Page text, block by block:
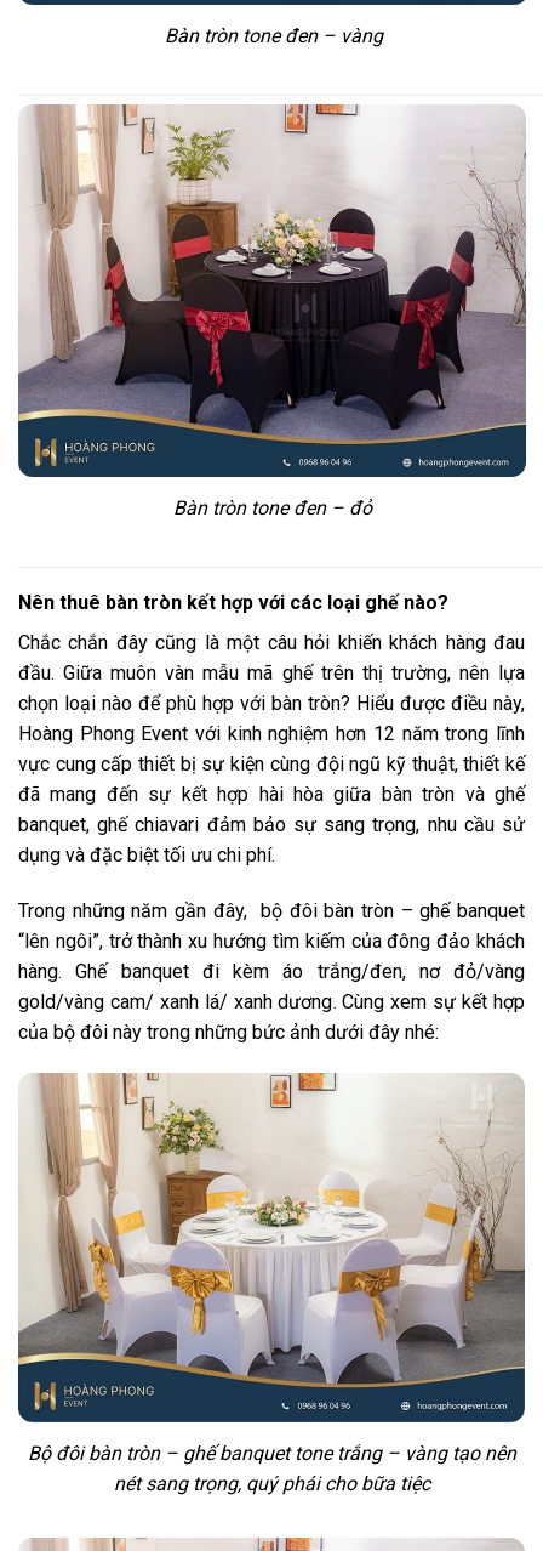
Bàn tròn tone đen – vàng
Bàn tròn tone đen – đỏ
Nên thuê bàn tròn kết hợp với các loại ghế nào?
Chắc chắn đây cũng là một câu hỏi khiến khách hàng đau
đầu. Giữa muôn vàn mẫu mã ghế trên thị trường, nên lựa
chọn loại nào để phù hợp với bàn tròn? Hiểu được điều này,
Hoàng Phong Event với kinh nghiệm hơn 12 năm trong lĩnh
vực cung cấp thiết bị sự kiện cùng đội ngũ kỹ thuật, thiết kế
đã mang đến sự kết hợp hài hòa giữa bàn tròn và ghế
banquet, ghế chiavari đảm bảo sự sang trọng, nhu cầu sử
dụng và đặc biệt tối ưu chi phí.
Trong những năm gần đây, bộ đôi bàn tròn – ghế banquet
“lên ngôi”, trở thành xu hướng tìm kiếm của đông đảo khách
hàng. Ghế banquet đi kèm áo trắng/đen, nơ đỏ/vàng
gold/vàng cam/ xanh lá/ xanh dương. Cùng xem sự kết hợp
của bộ đôi này trong những bức ảnh dưới đây nhé:
Bộ đôi bàn tròn – ghế banquet tone trắng – vàng tạo nên
nét sang trọng, quý phái cho bữa tiệc